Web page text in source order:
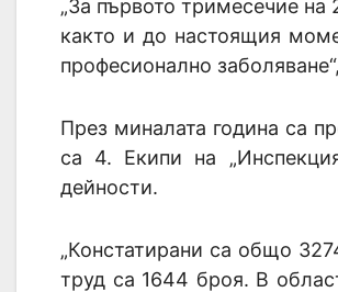
„За първото тримесечие
както и до настоящия
професионално
През миналата година са
са 4. Екипи на
дейности.
„Констатирани са общо
труд са 1644 броя. В